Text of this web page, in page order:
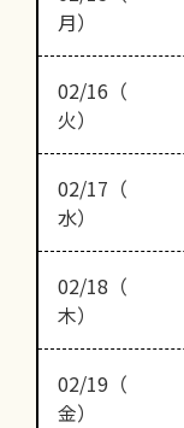
月）
02/16（
火）
02/17（
水）
02/18（
木）
02/19（
金）